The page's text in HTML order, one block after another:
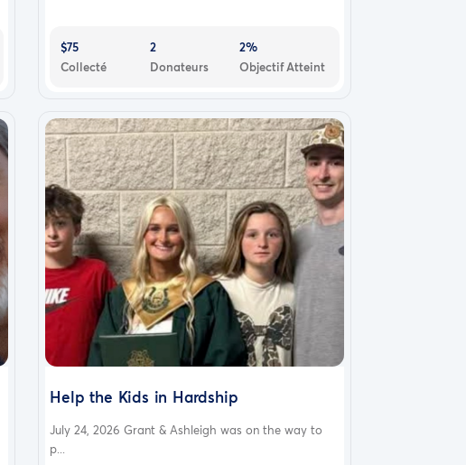
$75
Collecté
2
Donateurs
2%
Objectif Atteint
Help the Kids in Hardship
July 24, 2026 Grant & Ashleigh was on the way to
p...